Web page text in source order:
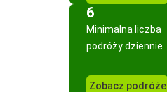
6
Minimalna liczba
podróży dziennie
Zobacz podróże